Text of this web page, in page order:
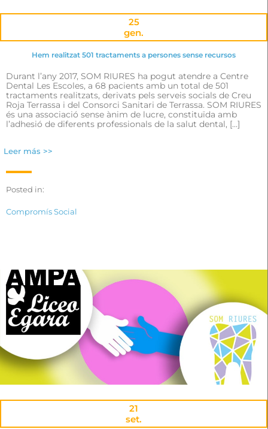
25
gen.
Hem realitzat 501 tractaments a persones sense recursos
Durant l’any 2017, SOM RIURES ha pogut atendre a Centre
Dental Les Escoles, a 68 pacients amb un total de 501
tractaments realitzats, derivats pels serveis socials de Creu
Roja Terrassa i del Consorci Sanitari de Terrassa. SOM RIURES
és una associació sense ànim de lucre, constituïda amb
l’adhesió de diferents professionals de la salut dental, […]
Leer más >>
Posted in:
Compromís Social
21
set.